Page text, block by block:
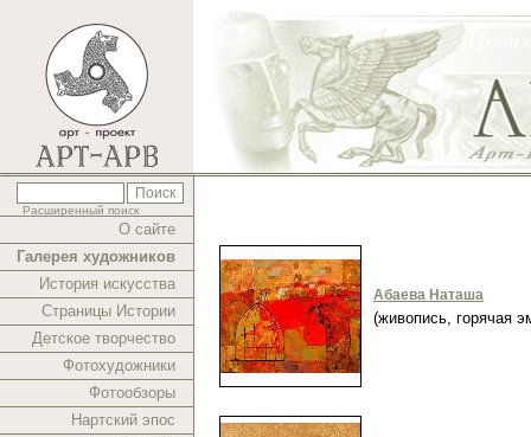
Расширенный поиск
О сайте
Галерея художников
История искусства
Страницы Истории
Детское творчество
Фотохудожники
Фотообзоры
Нартский эпос
Абаева Наташа
(живопись, горячая